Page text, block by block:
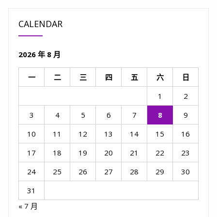
CALENDAR
2026 年 8 月
一 二 三 四 五 六
日
1
2
3
4 5 6 7 8
9
10
11 12 13 14 15
16
17
18 19 20 21 22
23
24
25 26 27 28 29
30
31
« 7 月